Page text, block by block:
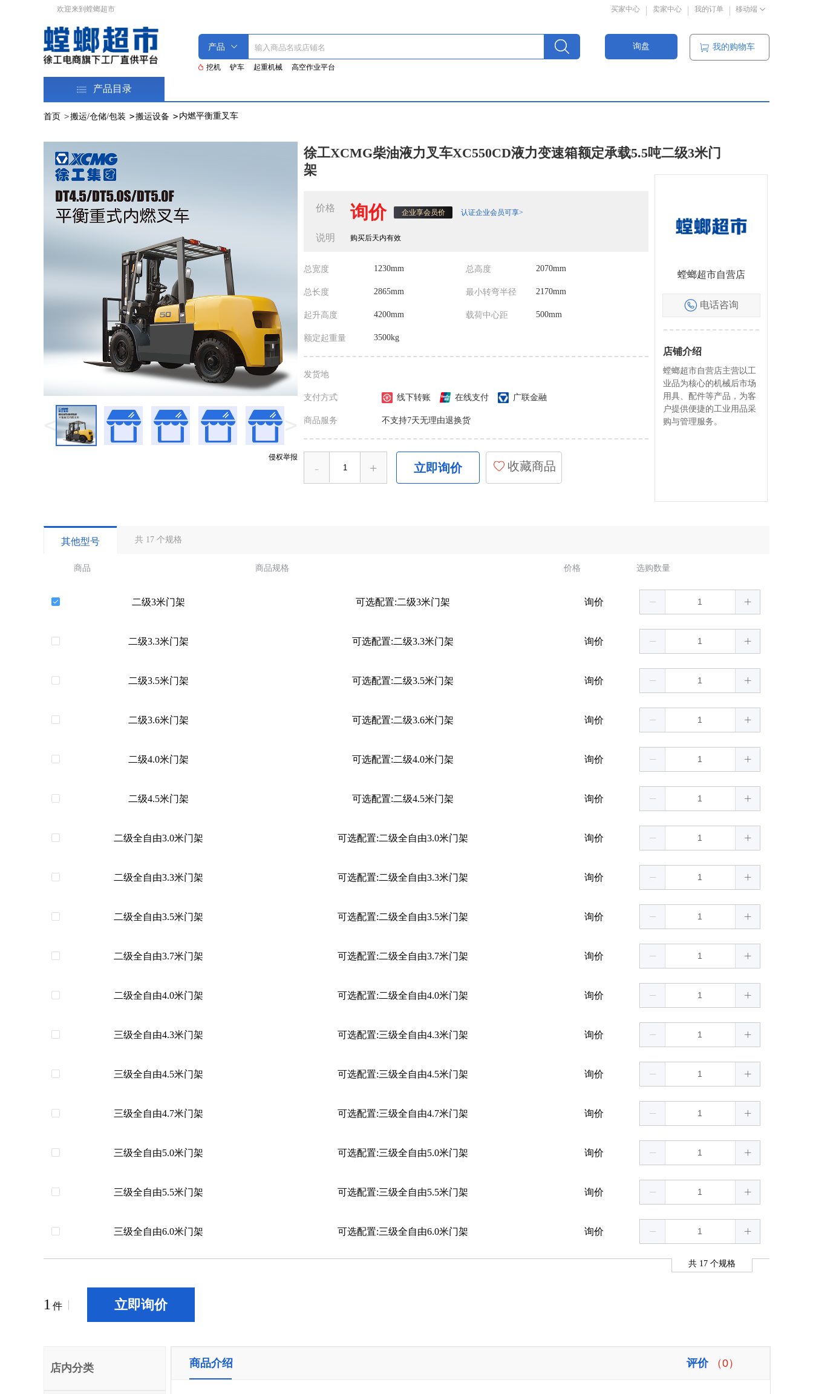
欢迎来到螳螂超市 买家中心 卖家中心 我的订单 移动端
挖机 铲车 起重机械 高空作业平台
询盘 我的购物车
产品目录
首页 >搬运/仓储/包装 >搬运设备 > 内燃平衡重叉车
<
侵权举报
徐工XCMG柴油液力叉车XC550CD液力变速箱额定承载5.5吨二级3米门
架
价格 询价 企业享会员价 认证企业会员可享>
说明 购买后天内有效
总宽度 1230mm 总高度 2070mm
总长度 2865mm 最小转弯半径 2170mm
起升高度 4200mm 载荷中心距 500mm
额定起重量 3500kg
发货地
支付方式 线下转账 在线支付 广联金融
商品服务 不支持7天无理由退换货
- + 立即询价 收藏商品
螳螂超市自营店
电话咨询
店铺介绍
螳螂超市自营店主营以工
业品为核心的机械后市场
用具、配件等产品，为客
户提供便捷的工业用品采
购与管理服务。
其他型号 共 17 个规格
商品 商品规格 价格 选购数量
二级3米门架 可选配置:二级3米门架 询价
二级3.3米门架 可选配置:二级3.3米门架 询价
二级3.5米门架 可选配置:二级3.5米门架 询价
二级3.6米门架 可选配置:二级3.6米门架 询价
二级4.0米门架 可选配置:二级4.0米门架 询价
二级4.5米门架 可选配置:二级4.5米门架 询价
二级全自由3.0米门架 可选配置:二级全自由3.0米门架 询价
二级全自由3.3米门架 可选配置:二级全自由3.3米门架 询价
二级全自由3.5米门架 可选配置:二级全自由3.5米门架 询价
二级全自由3.7米门架 可选配置:二级全自由3.7米门架 询价
二级全自由4.0米门架 可选配置:二级全自由4.0米门架 询价
三级全自由4.3米门架 可选配置:三级全自由4.3米门架 询价
三级全自由4.5米门架 可选配置:三级全自由4.5米门架 询价
三级全自由4.7米门架 可选配置:三级全自由4.7米门架 询价
三级全自由5.0米门架 可选配置:三级全自由5.0米门架 询价
三级全自由5.5米门架 可选配置:三级全自由5.5米门架 询价
三级全自由6.0米门架 可选配置:三级全自由6.0米门架 询价
共 17 个规格
1 件 立即询价
店内分类 商品介绍 评价 （0）